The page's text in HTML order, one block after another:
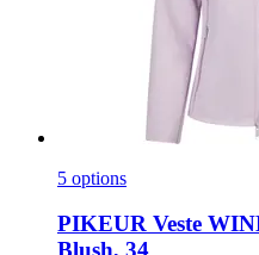
5 options
PIKEUR Veste